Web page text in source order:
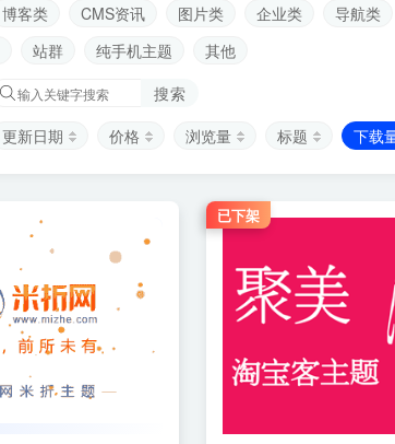
博客类 CMS资讯 图片类 企业类 导航类
站群 纯手机主题
其他
搜索
更新日期 价格 浏览量 标题 下载
已下架